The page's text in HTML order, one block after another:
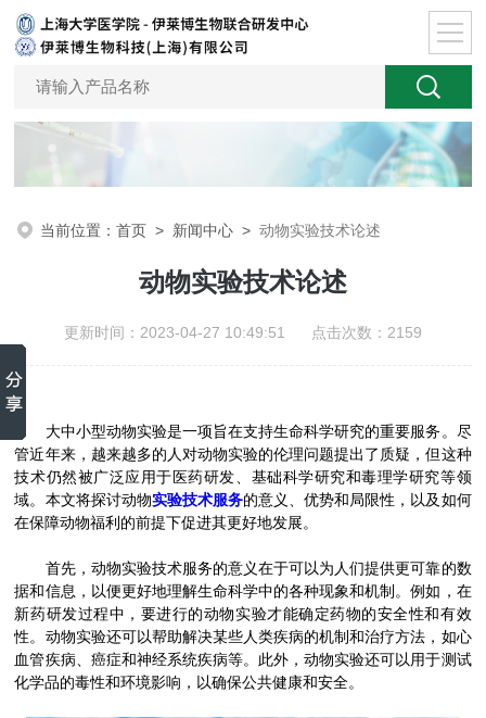
当前位置：首页 > 新闻中心 >动物实验技术论述
动物实验技术论述
更新时间：2023-04-27 10:49:51 点击次数：2159
大中小型动物实验是一项旨在支持生命科学研究的重要服务。尽
管近年来，越来越多的人对动物实验的伦理问题提出了质疑，但这种
技术仍然被广泛应用于医药研发、基础科学研究和毒理学研究等领
域。本文将探讨动物实验技术服务的意义、优势和局限性，以及如何
在保障动物福利的前提下促进其更好地发展。
首先，动物实验技术服务的意义在于可以为人们提供更可靠的数
据和信息，以便更好地理解生命科学中的各种现象和机制。例如，在
新药研发过程中，要进行的动物实验才能确定药物的安全性和有效
性。动物实验还可以帮助解决某些人类疾病的机制和治疗方法，如心
血管疾病、癌症和神经系统疾病等。此外，动物实验还可以用于测试
化学品的毒性和环境影响，以确保公共健康和安全。